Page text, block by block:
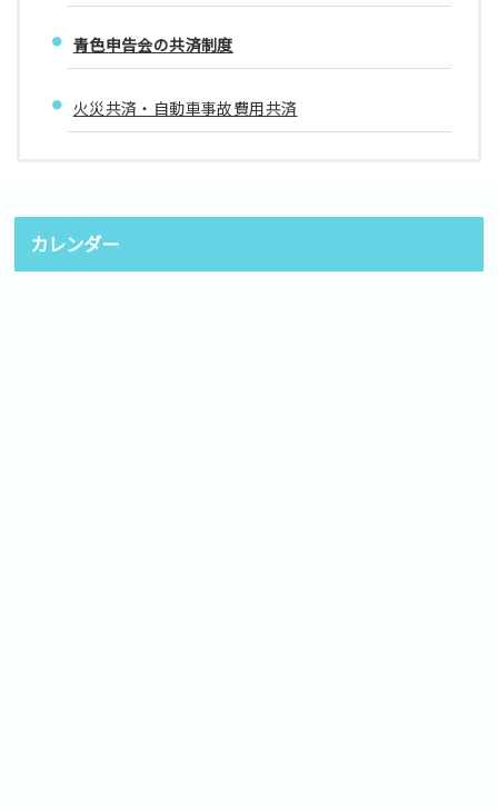
青色申告会の共済制度
火災共済・自動車事故費用共済
カレンダー